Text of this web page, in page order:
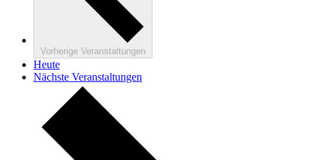
Vorherige Veranstaltungen
Heute
Nächste Veranstaltungen